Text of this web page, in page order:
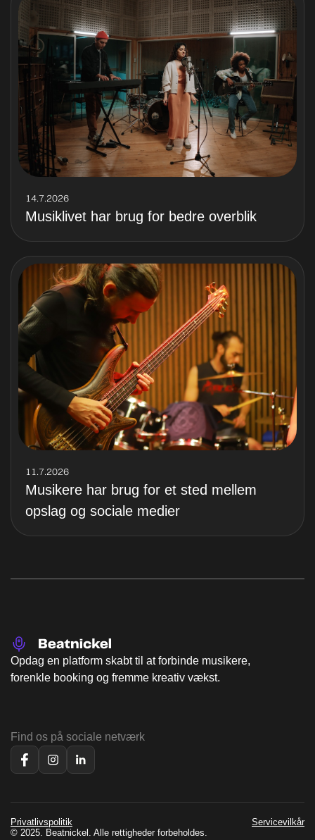
14.7.2026
Musiklivet har brug for bedre overblik
11.7.2026
Musikere har brug for et sted mellem
opslag og sociale medier
Opdag en platform skabt til at forbinde musikere,
forenkle booking og fremme kreativ vækst.
Find os på sociale netværk
© 2025. Beatnickel. Alle rettigheder forbeholdes.
Privatlivspolitik Servicevilkår